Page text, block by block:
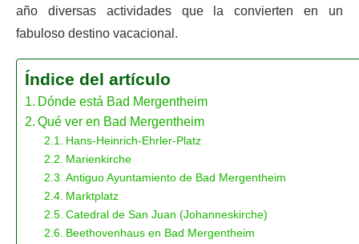
año diversas actividades que la convierten en un
fabuloso destino vacacional.
Índice del artículo
Dónde está Bad Mergentheim
Qué ver en Bad Mergentheim
Hans-Heinrich-Ehrler-Platz
Marienkirche
Antiguo Ayuntamiento de Bad Mergentheim
Marktplatz
Catedral de San Juan (Johanneskirche)
Beethovenhaus en Bad Mergentheim